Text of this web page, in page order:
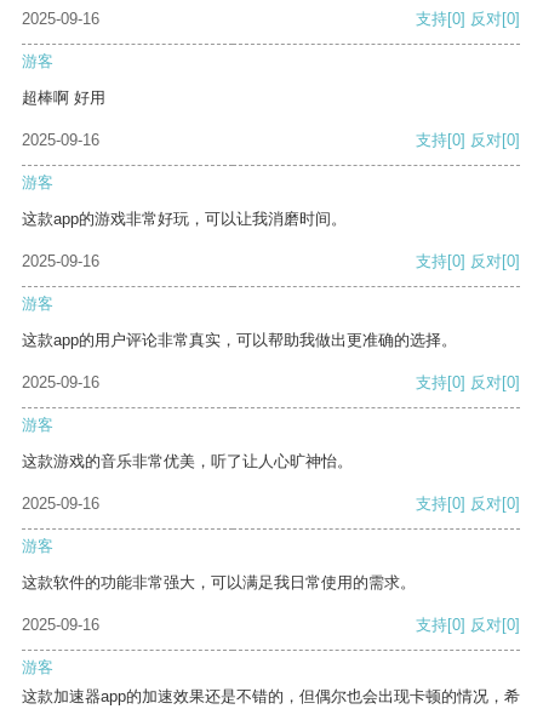
2025-09-16
支持[0] 反对[0]
游客
超棒啊 好用
2025-09-16 支持[0] 反对[0]
游客
这款app的游戏非常好玩，可以让我消磨时间。
2025-09-16 支持[0] 反对[0]
游客
这款app的用户评论非常真实，可以帮助我做出更准确的选择。
2025-09-16 支持[0] 反对[0]
游客
这款游戏的音乐非常优美，听了让人心旷神怡。
2025-09-16 支持[0] 反对[0]
游客
这款软件的功能非常强大，可以满足我日常使用的需求。
2025-09-16 支持[0] 反对[0]
游客
这款加速器app的加速效果还是不错的，但偶尔也会出现卡顿的情况，希